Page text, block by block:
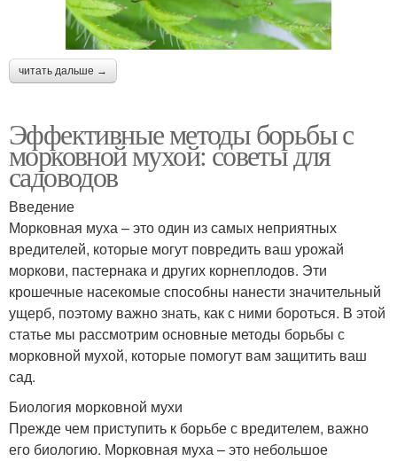
читать дальше →
Эффективные методы борьбы с
морковной мухой: советы для
садоводов
Введение
Морковная муха – это один из самых неприятных
вредителей, которые могут повредить ваш урожай
моркови, пастернака и других корнеплодов. Эти
крошечные насекомые способны нанести значительный
ущерб, поэтому важно знать, как с ними бороться. В этой
статье мы рассмотрим основные методы борьбы с
морковной мухой, которые помогут вам защитить ваш
сад.
Биология морковной мухи
Прежде чем приступить к борьбе с вредителем, важно
его биологию. Морковная муха – это небольшое